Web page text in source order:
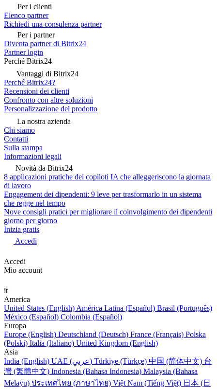
Per i clienti
Elenco partner
Richiedi una consulenza partner
Per i partner
Diventa partner di Bitrix24
Partner login
Perché Bitrix24
Vantaggi di Bitrix24
Perché Bitrix24?
Recensioni dei clienti
Confronto con altre soluzioni
Personalizzazione del prodotto
La nostra azienda
Chi siamo
Contatti
Sulla stampa
Informazioni legali
Novità da Bitrix24
8 applicazioni pratiche dei copiloti IA che alleggeriscono la giornata
di lavoro
Engagement dei dipendenti: 9 leve per trasformarlo in un sistema
che regge nel tempo
Nove consigli pratici per migliorare il coinvolgimento dei dipendenti
giorno per giorno
Inizia gratis
Accedi
Accedi
Mio account
it
America
United States (English) América Latina (Español) Brasil (Português)
México (Español) Colombia (Español)
Europa
Europe (English) Deutschland (Deutsch) France (Français) Polska
(Polski) Italia (Italiano) United Kingdom (English)
Asia
India (English)
UAE (عربي) Türkiye (Türkçe) 中国 (简体中文) 台
灣 (繁體中文) Indonesia (Bahasa Indonesia) Malaysia (Bahasa
Melayu) ประเทศไทย (ภาษาไทย) Việt Nam (Tiếng Việt) 日本 (日